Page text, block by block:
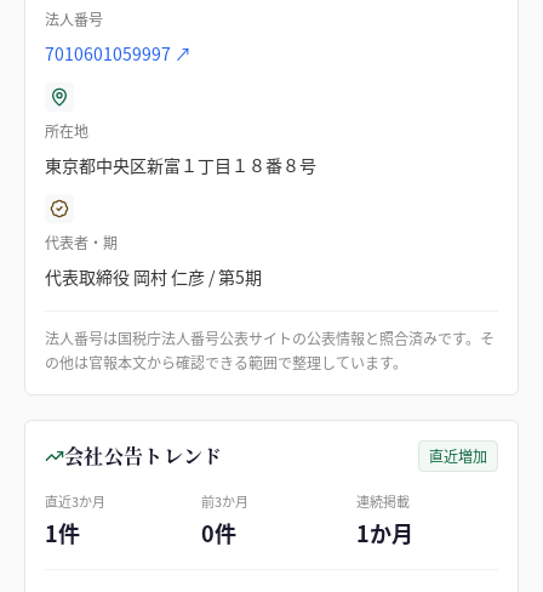
法人番号
7010601059997 ↗
所在地
東京都中央区新富１丁目１８番８号
代表者・期
代表取締役 岡村 仁彦 / 第5期
法人番号は国税庁法人番号公表サイトの公表情報と照合済みです。そ
の他は官報本文から確認できる範囲で整理しています。
会社公告トレンド 直近増加
直近3か月
1件
前3か月
0件
連続掲載
1か月